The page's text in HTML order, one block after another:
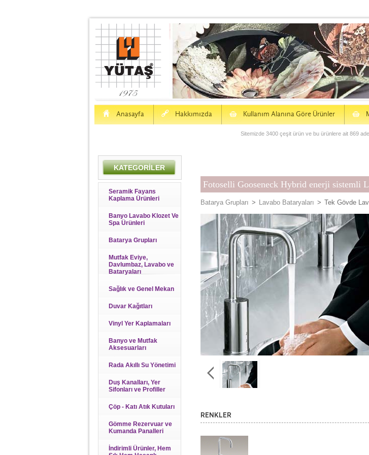
Anasayfa
H Hakkımızda
a Kullanım Alanına Göre Ürünler
S S
Sitemizde 3400 çeşit ürün ve bu ürünlere ait 869
KATEGORİLER
Seramik Fayans
Kaplama Ürünleri
Banyo Lavabo Klozet Ve
Spa Ürünleri
Batarya Grupları
Mutfak Eviye,
Davlumbaz, Lavabo ve
Bataryaları
Sağlık ve Genel Mekan
Duvar Kağıtları
Vinyl Yer Kaplamaları
Banyo ve Mutfak
Aksesuarları
Rada Akıllı Su Yönetimi
Duş Kanalları, Yer
Sifonları ve Profiller
Çöp - Katı Atık Kutuları
Gömme Rezervuar ve
Kumanda Panalleri
İndirimli Ürünler, Hem
Fotoselli Gooseneck Hybrid enerji sistemli
Batarya Grupları > Lavabo Bataryaları > Tek Gövde
RENKLER